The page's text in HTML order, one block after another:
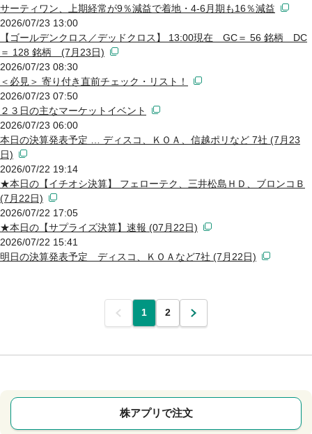
サーティワン、上期経常が9％減益で着地・4-6月期も16％減益
2026/07/23 13:00
【ゴールデンクロス／デッドクロス】 13:00現在 GC＝ 56 銘柄 DC
＝ 128 銘柄 (7月23日)
2026/07/23 08:30
＜必見＞ 寄り付き直前チェック・リスト！
2026/07/23 07:50
２３日の主なマーケットイベント
2026/07/23 06:00
本日の決算発表予定 … ディスコ、ＫＯＡ、信越ポリなど 7社 (7月23
日)
2026/07/22 19:14
★本日の【イチオシ決算】 フェローテク、三井松島ＨＤ、ブロンコＢ
(7月22日)
2026/07/22 17:05
★本日の【サプライズ決算】速報 (07月22日)
2026/07/22 15:41
明日の決算発表予定 ディスコ、ＫＯＡなど7社 (7月22日)
前 1 2 次
株アプリで注文